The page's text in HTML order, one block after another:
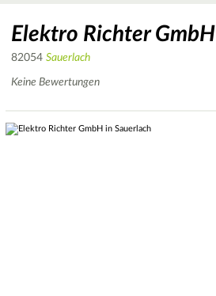
Elektro Richter GmbH
82054 Sauerlach
Keine Bewertungen